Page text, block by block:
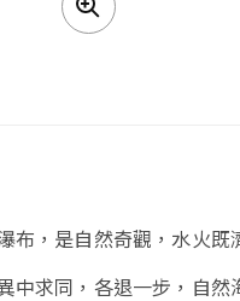
布，是自然奇觀，水火既
中求同，各退一步，自然